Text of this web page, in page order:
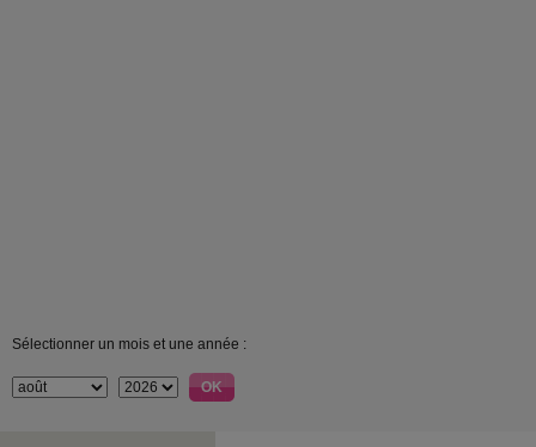
Sélectionner un mois et une année :